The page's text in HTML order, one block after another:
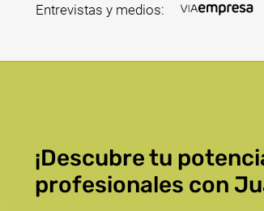
Entrevistas y medios:
¡Descubre tu
profesionales con